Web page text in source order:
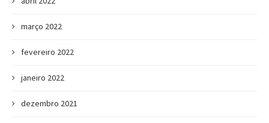
março 2022
fevereiro 2022
janeiro 2022
dezembro 2021